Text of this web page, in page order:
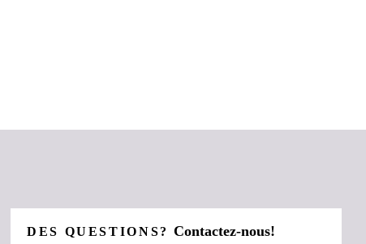
DES QUESTIONS?Contactez-nous!